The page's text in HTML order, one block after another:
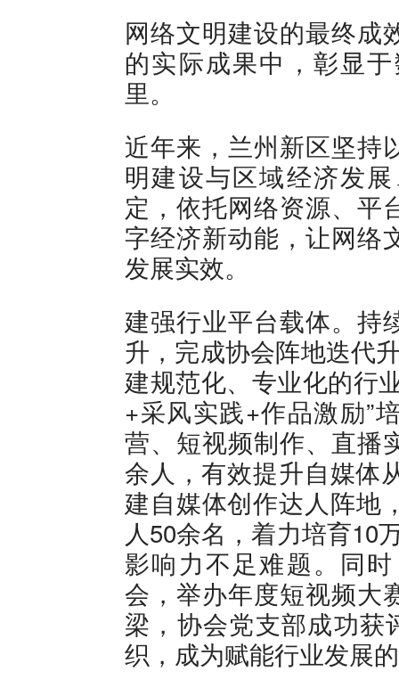
网络文明建设的最终成
的实际成果中，彰显
里。
近年来，兰州新区坚持
明建设与区域经济发
定，依托网络资源、平
字经济新动能，让网络
发展实效。
建强行业平台载体。持
升，完成协会阵地迭代
建规范化、专业化的行
+采风实践+作品激励”
营、短视频制作、直播
余人，有效提升自媒体
建自媒体创作达人阵地
人50余名，着力培育10
影响力不足难题。同
会，举办年度短视频大
梁，协会党支部成功获
织，成为赋能行业发展